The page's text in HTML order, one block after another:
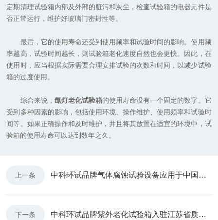
定期清理试验箱内部及外部的脏污和灰尘，检查试验箱的电器元件是
否正常运行，维护好玻璃门密封性等。
最后，它的使用寿命还受到使用频率和试验时间的影响。使用频
率越高，试验时间越长，则试验箱老化速度自然也会更快。因此，在
使用时，应当根据实际需要合理安排试验的次数和时间，以减少试验
箱的过度使用。
综合来说， 氙灯老化试验箱的使用寿命没有一个固定的数字。它
受到多种因素的影响，包括使用环境、操作维护、使用频率和试验时
间等。如果正确操作和及时维护，并且将其放置在适宜的环境中，试
验箱的使用寿命可以达到数年之久。
上一条 中科环试品牌气体腐蚀试验设备应用于中国某电子集团！
下一条 中科环试品牌紫外老化试验箱入驻江苏省质检院